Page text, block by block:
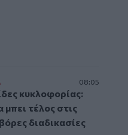
08:05
κυκλοφορίας:
μπει τέλος στις
διαδικασίες